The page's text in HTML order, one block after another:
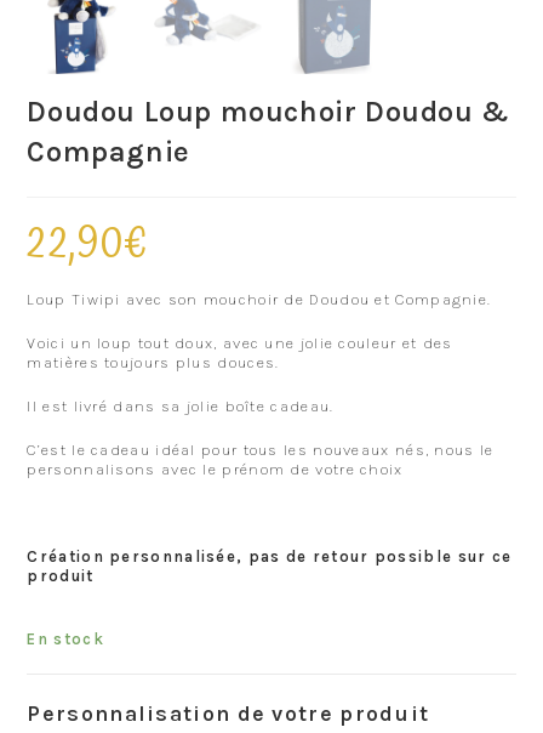
Doudou Loup mouchoir Doudou &
Compagnie
22,90€
Loup Tiwipi avec son mouchoir de Doudou et Compagnie.
Voici un loup tout doux, avec une jolie couleur et des
matières toujours plus douces.
Il est livré dans sa jolie boîte cadeau.
C’est le cadeau idéal pour tous les nouveaux nés, nous le
personnalisons avec le prénom de votre choix
Création personnalisée, pas de retour possible sur ce
produit
En stock
Personnalisation de votre produit